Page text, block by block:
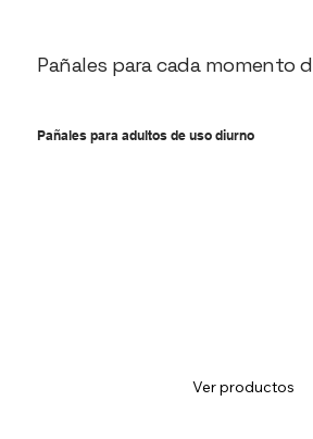
Pañales para cada momento
Pañales para adultos de uso diurno
Ver productos